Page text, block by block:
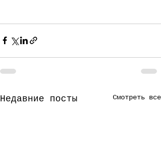
Недавние посты Смотреть все